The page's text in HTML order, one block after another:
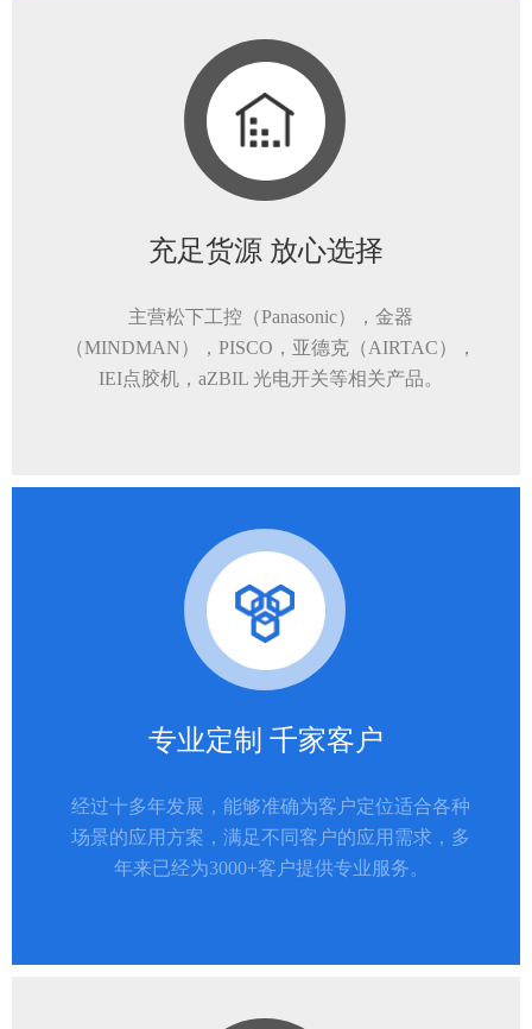
充足货源 放心选择
主营松下工控（Panasonic），金器
（MINDMAN），PISCO，亚德克（AIRTAC），
IEI点胶机，aZBIL 光电开关等相关产品。
专业定制 千家客户
经过十多年发展，能够准确为客户定位适合各种
场景的应用方案，满足不同客户的应用需求，多
年来已经为3000+客户提供专业服务。